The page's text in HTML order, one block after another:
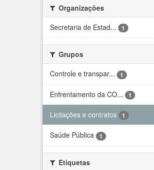
Organizações
Secretaria de Estad...
1
Grupos
Controle e transpar...
1
Enfrentamento da CO... 1
Licitações e contratos 1
Saúde Pública 1
Etiquetas